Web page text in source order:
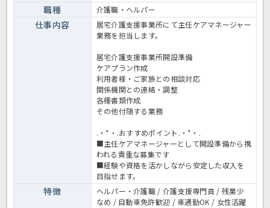
職種 介護職・ヘルパー
仕事内容
居宅介護支援事業所にて主任ケアマネージャー
業務を担当します。
居宅介護支援事業所開設準備
ケアプラン作成
利用者様・ご家族との相談対応
関係機関との連絡・調整
各種書類作成
その他付随する業務
.・*・.おすすめポイント.・*・.
■主任ケアマネージャーとして開設準備から携
われる貴重な募集です
■経験や資格を活かしながら安定した収入を
目指せます。
特徴
ヘルパー・介護職 / 介護支援専門員 / 残業少
なめ / 自動車免許歓迎 / 車通勤OK / 女性活躍